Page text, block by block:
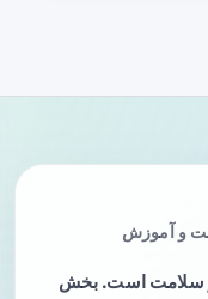
و آموزش
سلامت است. بخش